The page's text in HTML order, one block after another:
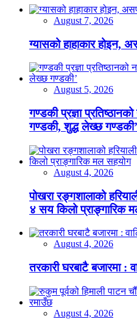
August 7, 2026
ग्यासको हाहाकार
August 5, 2026
गण्डकी प्रज्ञा
गण्डकी, शुद्ध लेख्छ गण्डकी’
August 4, 2026
पोखरा रङ्गशालाको
४ सय किलो प्राङ्गारिक
August 4, 2026
तरकारी घरबाटै बजारमा :
August 4, 2026